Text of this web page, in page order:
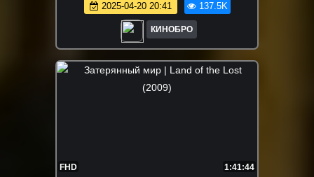
2025-04-20 20:41 137.5K
КИНОБРО
FHD 1:41:44